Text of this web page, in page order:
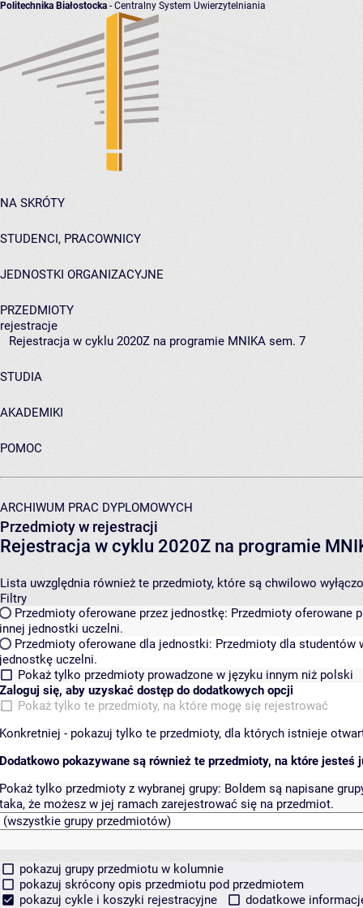
Politechnika Białostocka - Centralny System Uwierzytelniania
NA SKRÓTY
STUDENCI, PRACOWNICY
JEDNOSTKI ORGANIZACYJNE
PRZEDMIOTY
rejestracje
Rejestracja w cyklu 2020Z na programie MNIKA sem. 7
STUDIA
AKADEMIKI
POMOC
ARCHIWUM PRAC DYPLOMOWYCH
Przedmioty w rejestracji
Rejestracja w cyklu 2020Z na programie
Lista uwzględnia również te przedmioty, które są chwilowo
Filtry
Przedmioty oferowane przez jednostkę: Przedmioty oferowane
innej jednostki uczelni.
Przedmioty oferowane dla jednostki: Przedmioty dla studentów
jednostkę uczelni.
Pokaż tylko przedmioty prowadzone w języku innym niż polski
Zaloguj się, aby uzyskać dostęp do dodatkowych opcji
Pokaż tylko te przedmioty, na które mogę się rejestrować
Konkretniej - pokazuj tylko te przedmioty, dla których istnieje
Dodatkowo pokazywane są również te przedmioty, na które jesteś
Pokaż tylko przedmioty z wybranej grupy: Boldem są napisane
taka, że możesz w jej ramach zarejestrować się na przedmiot.
pokazuj grupy przedmiotu w kolumnie
pokazuj skrócony opis przedmiotu pod przedmiotem
pokazuj cykle i koszyki rejestracyjne
dodatkowe